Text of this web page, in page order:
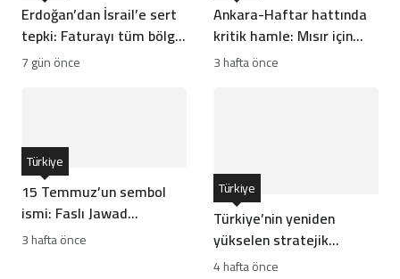
Erdoğan’dan İsrail’e sert
tepki: Faturayı tüm bölge
ödüyor
7 gün önce
Ankara-Haftar hattında
kritik hamle: Mısır için
risk mi?
3 hafta önce
15 Temmuz’un sembol
ismi: Faslı Jawad
Merroun’un hikayesi
Türkiye
3 hafta önce
Türkiye’nin yeniden
yükselen stratejik
hamleleri İsrail’i rahatsız
Türkiye
4 hafta önce